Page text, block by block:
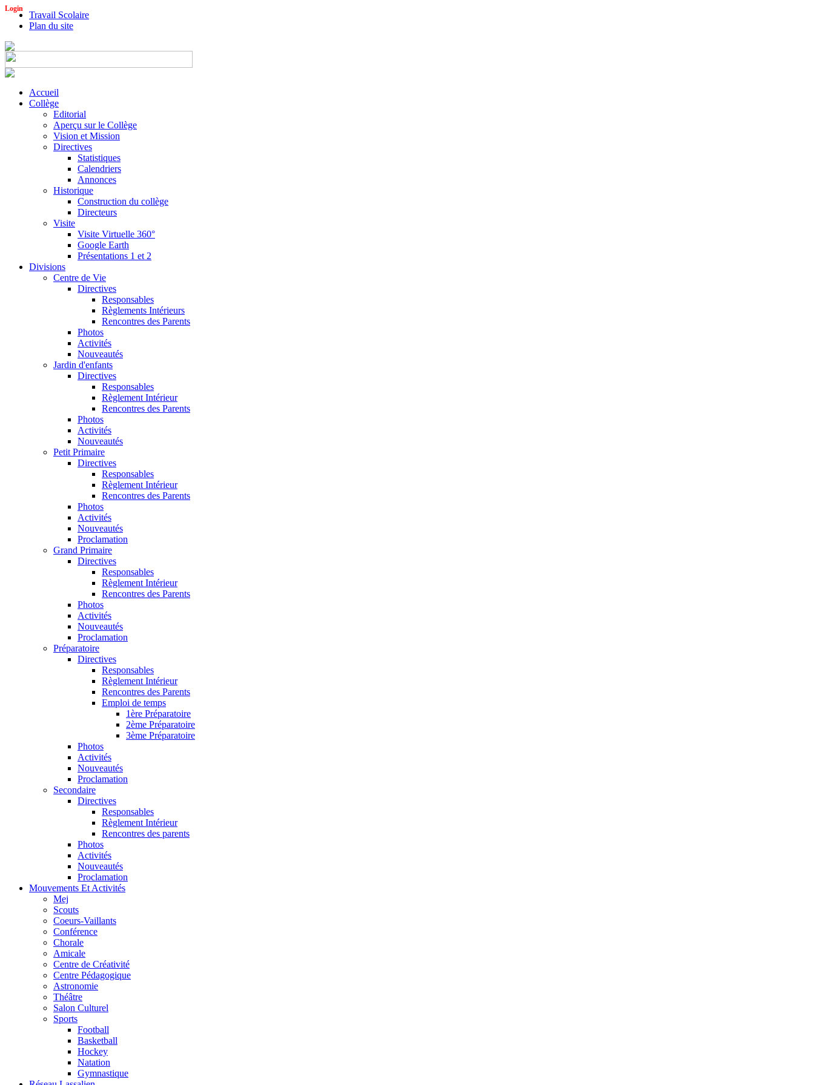
Login
Travail Scolaire
Plan du site
Accueil
Collège
Editorial
Aperçu sur le Collège
Vision et Mission
Directives
Statistiques
Calendriers
Annonces
Historique
Construction du collège
Directeurs
Visite
Visite Virtuelle 360°
Google Earth
Présentations 1 et 2
Divisions
Centre de Vie
Directives
Responsables
Règlements Intérieurs
Rencontres des Parents
Photos
Activités
Nouveautés
Jardin d'enfants
Directives
Responsables
Règlement Intérieur
Rencontres des Parents
Photos
Activités
Nouveautés
Petit Primaire
Directives
Responsables
Règlement Intérieur
Rencontres des Parents
Photos
Activités
Nouveautés
Proclamation
Grand Primaire
Directives
Responsables
Règlement Intérieur
Rencontres des Parents
Photos
Activités
Nouveautés
Proclamation
Préparatoire
Directives
Responsables
Règlement Intérieur
Rencontres des Parents
Emploi de temps
1ère Préparatoire
2ème Préparatoire
3ème Préparatoire
Photos
Activités
Nouveautés
Proclamation
Secondaire
Directives
Responsables
Règlement Intérieur
Rencontres des parents
Photos
Activités
Nouveautés
Proclamation
Mouvements Et Activités
Mej
Scouts
Coeurs-Vaillants
Conférence
Chorale
Amicale
Centre de Créativité
Centre Pédagogique
Astronomie
Théâtre
Salon Culturel
Sports
Football
Basketball
Hockey
Natation
Gymnastique